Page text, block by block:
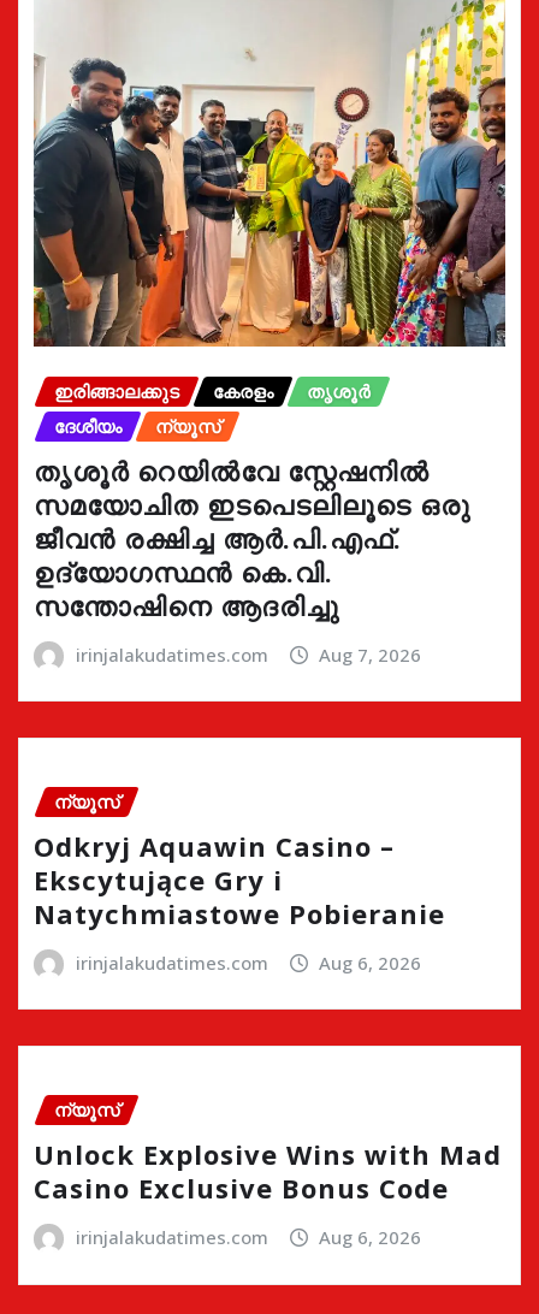
ഇരിങ്ങാലക്കുട കേരളം
തൃശൂർ
ദേശീയം
ന്യൂസ്
തൃശൂർ റെയിൽവേ സ്റ്റേഷനിൽ
സമയോചിത ഇടപെടലിലൂടെ ഒരു
ജീവൻ രക്ഷിച്ച ആർ.പി.എഫ്.
ഉദ്യോഗസ്ഥൻ കെ.വി.
സന്തോഷിനെ ആദരിച്ചു
irinjalakudatimes.com Aug 7, 2026
ന്യൂസ്
Odkryj Aquawin Casino –
Ekscytujące Gry i
Natychmiastowe Pobieranie
irinjalakudatimes.com Aug 6, 2026
ന്യൂസ്
Unlock Explosive Wins with Mad
Casino Exclusive Bonus Code
irinjalakudatimes.com Aug 6, 2026